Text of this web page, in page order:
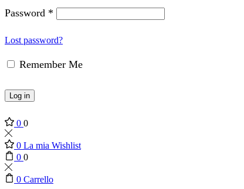
Password *
Lost password?
Remember Me
Log in
0 0
0 La mia Wishlist
0 0
0 Carrello